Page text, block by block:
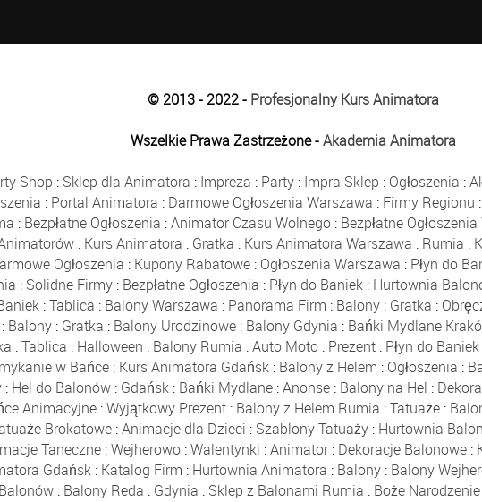
© 2013 - 2022 - Profesjonalny Kurs Animatora
Wszelkie Prawa Zastrzeżone -Akademia Animatora
Shop : Sklep dla Animatora : Impreza : Party: Impra Sklep : Ogłoszenia :
: Portal Animatora : Darmowe Ogłoszenia Warszawa : Firmy Regionu :
: Bezpłatne Ogłoszenia :Animator Czasu Wolnego : Bezpłatne
: Kurs Animatora : Gratka : Kurs Animatora Warszawa : Rumia :
Ogłoszenia : Kupony Rabatowe: Ogłoszenia Warszawa : Płyn do
: Solidne Firmy : Bezpłatne Ogłoszenia : Płyn do Baniek : Hurtownia
:Tablica : Balony Warszawa : Panorama Firm : Balony : Gratka :
: Balony: Gratka : Balony Urodzinowe: Balony Gdynia : Bańki Mydlane
:Tablica : Halloween : Balony Rumia :Auto Moto: Prezent: Płyn do Baniek
w Bańce: Kurs Animatora Gdańsk: Balony z Helem : Ogłoszenia :
: Hel do Balonów : Gdańsk : Bańki Mydlane :Anonse : Balony na Hel :
Animacyjne:Wyjątkowy Prezent: Balony z Helem Rumia :Tatuaże:
Brokatowe:Animacje dla Dzieci : Szablony Tatuaży: Hurtownia
Taneczne :Wejherowo :Walentynki :Animator: Dekoracje Balonowe :
Gdańsk: Katalog Firm : Hurtownia Animatora : Balony: Balony
: Balony Reda : Gdynia : Sklep z Balonami Rumia : Boże Narodzenie